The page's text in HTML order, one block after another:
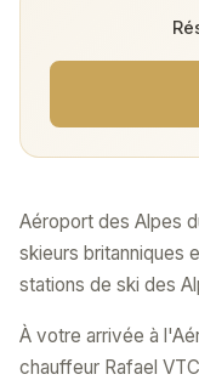
Aéroport des Alpes
skieurs britanniques
stations de ski des
À votre arrivée à
chauffeur Rafael